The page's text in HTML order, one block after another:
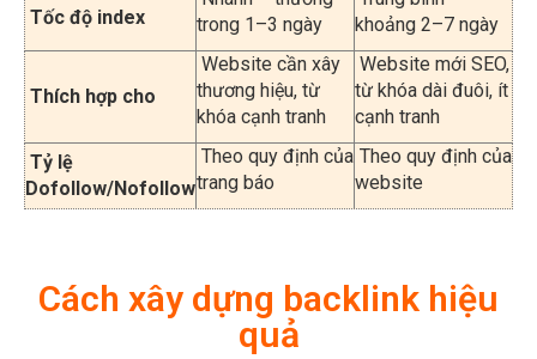
Thích hợp cho
thương hiệu, từ
khóa cạnh tranh
từ khóa dài đuôi, ít
cạnh tranh
Tỷ lệ
Theo quy định của
trang báo
Theo quy định của
website
Website mới tạo